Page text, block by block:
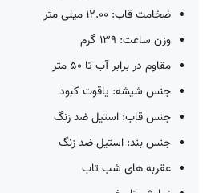
ضخامت قاب: 12.00 میلی متر
وزن ساعت: 139 گرم
مقاوم در برابر آب تا 50 متر
جنس شیشه: یاقوت کبود
جنس قاب: استیل ضد زنگ
جنس بند: استیل ضد زنگ
عقربه های شب تاب